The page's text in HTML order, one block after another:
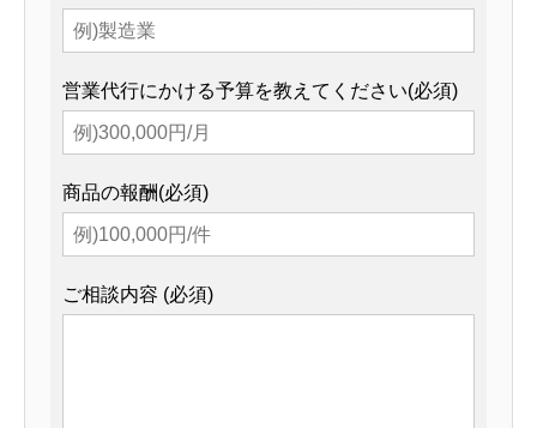
営業代行にかける予算を教えてください(必須)
商品の報酬(必須)
ご相談内容 (必須)